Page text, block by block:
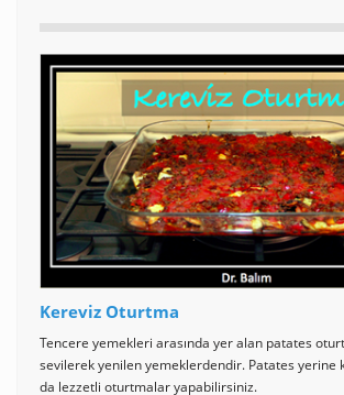
Kereviz Oturtma
Tencere yemekleri arasında yer alan patates
sevilerek yenilen yemeklerdendir. Patates yerine
da lezzetli oturtmalar yapabilirsiniz.